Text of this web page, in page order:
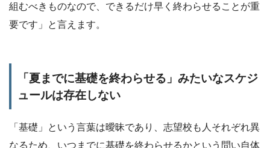
組むべきものなので、できるだけ早く終わらせることが重
要です」と言えます。
「夏までに基礎を終わらせる」みたいなスケジ
ュールは存在しない
「基礎」という言葉は曖昧であり、志望校も人それぞれ異
なるため、いつまでに基礎を終わらせるかという問い自体